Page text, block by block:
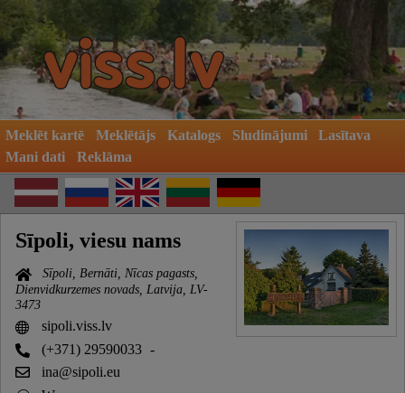
Meklēt kartē Meklētājs Katalogs Sludinājumi
Lasītava
Mani dati
Reklāma
Sīpoli, viesu nams
Sīpoli, Bernāti, Nīcas pagasts,
Dienvidkurzemes novads, Latvija, LV-
3473
sipoli.viss.lv
(+371) 29590033 -
ina@sipoli.eu